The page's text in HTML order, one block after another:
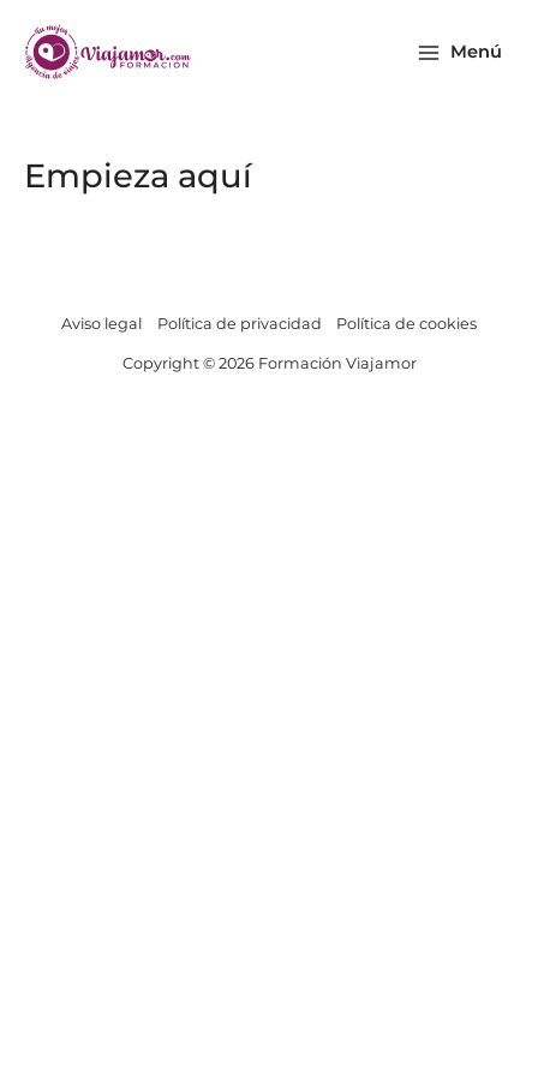
contenido
Menu
Menú
Empieza aquí
Aviso legal Política de privacidad Política de cookies
Copyright © 2026 Formación Viajamor